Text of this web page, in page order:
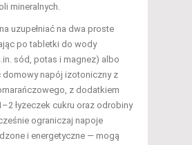
mineralnych.
uzupełniać na dwa proste
po tabletki do wody
sód, potas i magnez) albo
napój izotoniczny z
z dodatkiem
łyżeczek cukru oraz odrobiny
ograniczaj napoje
i energetyczne — mogą